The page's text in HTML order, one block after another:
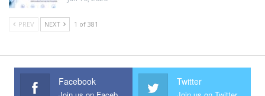
PREV NEXT 1 of 381
Facebook Twitter